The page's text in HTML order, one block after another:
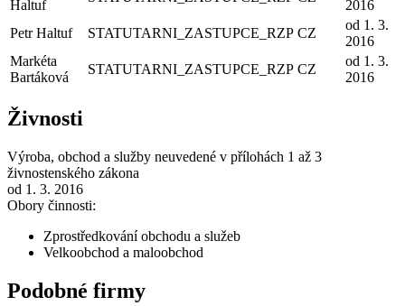
Haltuf
2016
Petr Haltuf
STATUTARNI_ZASTUPCE_RZP CZ
od 1. 3.
2016
Markéta
Bartáková
STATUTARNI_ZASTUPCE_RZP CZ
od 1. 3.
2016
Živnosti
Výroba, obchod a služby neuvedené v přílohách 1 až 3
živnostenského zákona
od 1. 3. 2016
Obory činnosti:
Zprostředkování obchodu a služeb
Velkoobchod a maloobchod
Podobné firmy